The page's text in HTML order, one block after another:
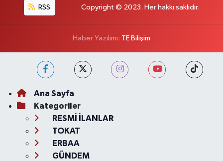
RSS Copyright © 2023. Her hakkı saklıdır.
Haber Yazılımı: TE Bilişim
Ana Sayfa
Kategoriler
RESMİ İLANLAR
TOKAT
ERBAA
GÜNDEM